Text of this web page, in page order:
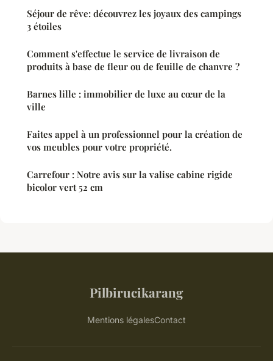
Séjour de rêve: découvrez les joyaux des campings
3 étoiles
Comment s'effectue le service de livraison de
produits à base de fleur ou de feuille de chanvre ?
Barnes lille : immobilier de luxe au cœur de la
ville
Faites appel à un professionnel pour la création de
vos meubles pour votre propriété.
Carrefour : Notre avis sur la valise cabine rigide
bicolor vert 52 cm
Pilbirucikarang
Mentions légalesContact